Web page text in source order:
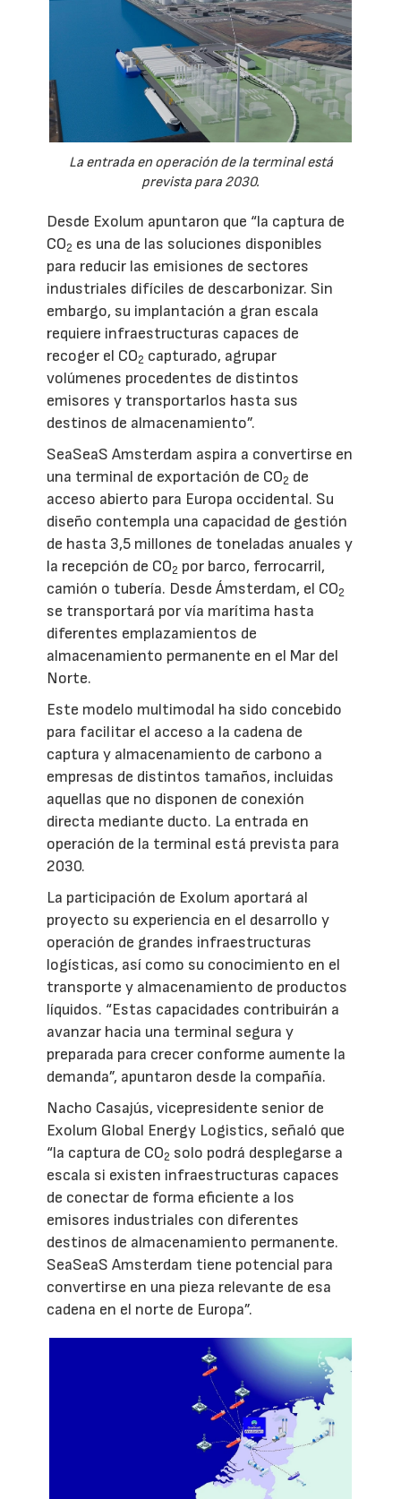
La entrada en operación de la terminal está
prevista para 2030.
Desde Exolum apuntaron que “la captura de
CO2 es una de las soluciones disponibles
para reducir las emisiones de sectores
industriales difíciles de descarbonizar. Sin
embargo, su implantación a gran escala
requiere infraestructuras capaces de
recoger el CO2 capturado, agrupar
volúmenes procedentes de distintos
emisores y transportarlos hasta sus
destinos de almacenamiento”.
SeaSeaS Amsterdam aspira a convertirse en
una terminal de exportación de CO2 de
acceso abierto para Europa occidental. Su
diseño contempla una capacidad de gestión
de hasta 3,5 millones de toneladas anuales y
la recepción de CO2 por barco, ferrocarril,
camión o tubería. Desde Ámsterdam, el CO2
se transportará por vía marítima hasta
diferentes emplazamientos de
almacenamiento permanente en el Mar del
Norte.
Este modelo multimodal ha sido concebido
para facilitar el acceso a la cadena de
captura y almacenamiento de carbono a
empresas de distintos tamaños, incluidas
aquellas que no disponen de conexión
directa mediante ducto. La entrada en
operación de la terminal está prevista para
2030.
La participación de Exolum aportará al
proyecto su experiencia en el desarrollo y
operación de grandes infraestructuras
logísticas, así como su conocimiento en el
transporte y almacenamiento de productos
líquidos. “Estas capacidades contribuirán a
avanzar hacia una terminal segura y
preparada para crecer conforme aumente la
demanda”, apuntaron desde la compañía.
Nacho Casajús, vicepresidente senior de
Exolum Global Energy Logistics, señaló que
“la captura de CO2 solo podrá desplegarse a
escala si existen infraestructuras capaces
de conectar de forma eficiente a los
emisores industriales con diferentes
destinos de almacenamiento permanente.
SeaSeaS Amsterdam tiene potencial para
convertirse en una pieza relevante de esa
cadena en el norte de Europa”.